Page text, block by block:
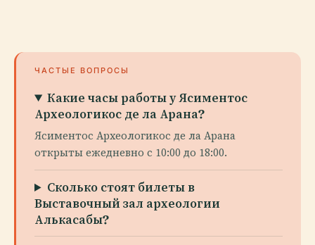
ЧАСТЫЕ ВОПРОСЫ
Какие часы работы у Ясиментос
Археологикос де ла Арана?
Ясиментос Археологикос де ла Арана
открыты ежедневно с 10:00 до 18:00.
Сколько стоят билеты в
Выставочный зал археологии
Алькасабы?